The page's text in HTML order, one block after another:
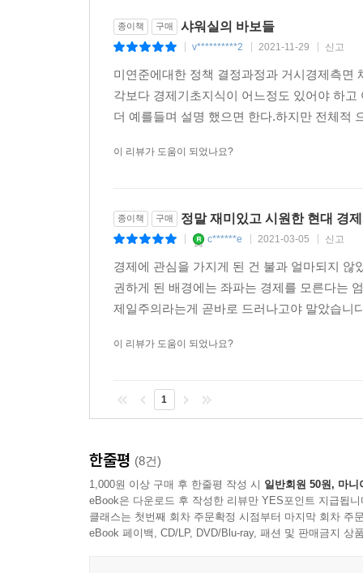
돈은 모두 더 높은 수익을 내는 주식, 채권 등 금
(85쪽).
실물경제와 자산시장의 괴리가 커질수록 빈부격
증가했다. 하지만 이 과실(果實)은 주로 부자들에
60%에 해당하는 중산층은 자산의 10%가량만 주
대폭 확대하며 강력한 내수부양정책을 펼쳤다.
무렵이 되자 이머징 국가들은 빚을 더 내도 성장
마켓에 투입됐던 자금은 미국으로 재빨리 회수됐
이처럼 양적완화정책은 실물경제와 금융시장의
경제를 떠받들던 양적완화정책은 효과보다 부작
금융위기를 맞닥뜨린 벤 버냉키 연준 의장은 천
넘겨받았다. 새로운 수장을 맞은 연준은 또 어떤
옐런은 ‘통화정책으로 실업을 퇴치할 수 있다’는
문제를 해소한 뒤에는 얼마든지 다시 물가안정
한편에서는 정부의 재정 지출 확대를 저성장과
출연해 “외계인들이 지구를 공격하려 한다고
제시했다. 이 방법은 존 메이너드 케인스가 주장
종이책 구매 샤워실의 바보들
v**********2 2021-11-29 신고
미연준에대한 정책 결정과정과 거시경제측면
각보다 경제기초지식이 어느정도 있어야 하
더 예를들며 설명 했으면 한다.하지만 전체적
이 리뷰가 도움이 되었나요?
종이책 구매 정말 재미있고 시원한 현대 경
c******e 2021-03-05 신고
경제에 관심을 가지게 된 건 불과 얼마되지
권하게 된 배경에는 좌파는 경제를 모른다는
제일주의라는게 곧바로 드러나고야 말았습
이 리뷰가 도움이 되었나요?
1
한줄평 (8건)
1,000원 이상 구매 후 한줄평 작성 시 일반회원 50원, 마니
eBook은 다운로드 후 작성한 리뷰만 YES포인트 지급됩니
클래스는 첫번째 회차 주문확정 시점부터 마지막 회차 주
eBook 페이백, CD/LP, DVD/Blu-ray, 패션 및 판매금지 상